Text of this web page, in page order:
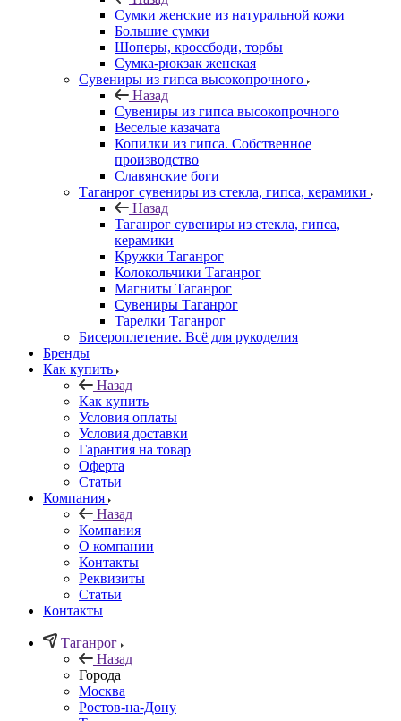
Сумки женские из натуральной кожи
Большие сумки
Шоперы, кроссбоди, торбы
Сумка-рюкзак женская
Сувениры из гипса высокопрочного
Назад
Сувениры из гипса высокопрочного
Веселые казачата
Копилки из гипса. Собственное
производство
Славянские боги
Таганрог сувениры из стекла, гипса, керамики
Назад
Таганрог сувениры из стекла, гипса,
керамики
Кружки Таганрог
Колокольчики Таганрог
Магниты Таганрог
Сувениры Таганрог
Тарелки Таганрог
Бисероплетение. Всё для рукоделия
Бренды
Как купить
Назад
Как купить
Условия оплаты
Условия доставки
Гарантия на товар
Оферта
Статьи
Компания
Назад
Компания
О компании
Контакты
Реквизиты
Статьи
Контакты
Таганрог
Назад
Города
Москва
Ростов-на-Дону